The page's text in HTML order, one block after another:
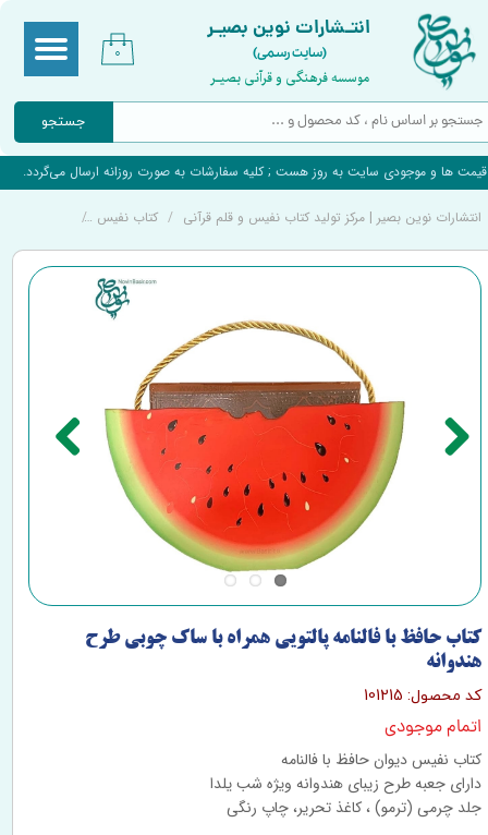
جستجو
۰
انتـشارات نوین بصیـر
موسسه فرهنگی و قرآنی بصیـر
(سایت رسمی)
قیمت ها و موجودی سایت به روز هست ; کلیه سفارشات به صورت روزانه ارسال می‌گردد.
انتشارات نوین بصیر | مرکز تولید کتاب نفیس و قلم قرآنی کتاب نفیس
کتاب حافظ با فالنامه پالتویی همراه با ساک چوبی طرح
هندوانه
کد محصول: 101215
اتمام موجودی
کتاب نفیس دیوان حافظ با فالنامه
دارای جعبه طرح زیبای هندوانه ویژه شب یلدا
جلد چرمی (ترمو) ، کاغذ تحریر، چاپ رنگی